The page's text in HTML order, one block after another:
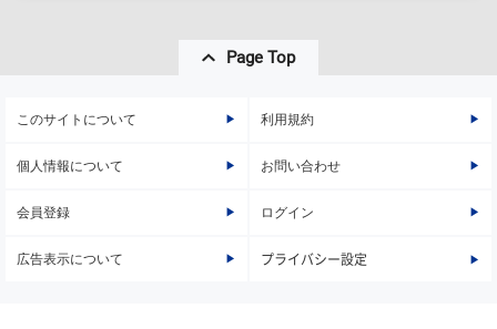
Page Top
このサイトについて 利用規約
個人情報について お問い合わせ
会員登録 ログイン
広告表示について プライバシー設定